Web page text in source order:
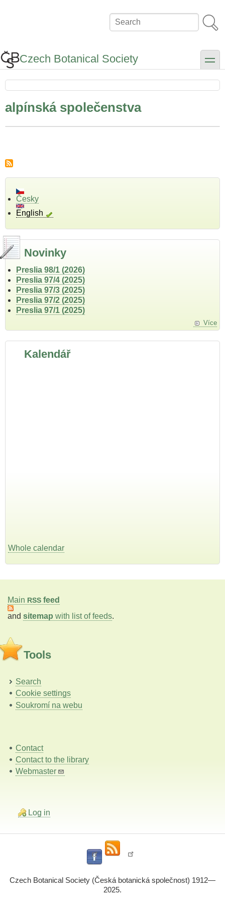
Search
Czech Botanical Society toggle
alpínská společenstva
Česky
English
Novinky
Preslia 98/1 (2026)
Preslia 97/4 (2025)
Preslia 97/3 (2025)
Preslia 97/2 (2025)
Preslia 97/1 (2025)
Více
Kalendář
Whole calendar
Main RSS feed
and sitemap with list of feeds.
Tools
Search
Cookie settings
Soukromí na webu
Contact
Contact to the library
Webmaster
Log in
Czech Botanical Society (Česká botanická společnost) 1912—
2025.